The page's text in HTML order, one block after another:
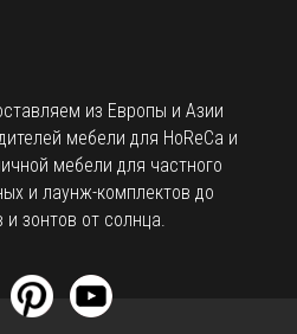
из Европы и Азии
мебели для HoReCa и
мебели для частного
и лаунж-комплектов до
зонтов от солнца.